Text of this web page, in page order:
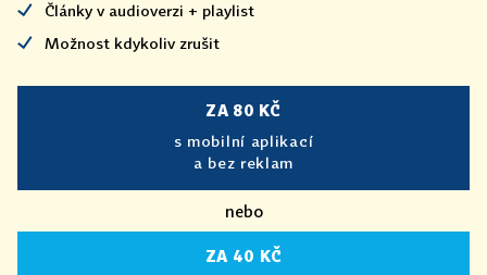
Články v audioverzi + playlist
Možnost kdykoliv zrušit
ZA 80 KČ
s mobilní aplikací
a bez reklam
nebo
ZA 40 KČ